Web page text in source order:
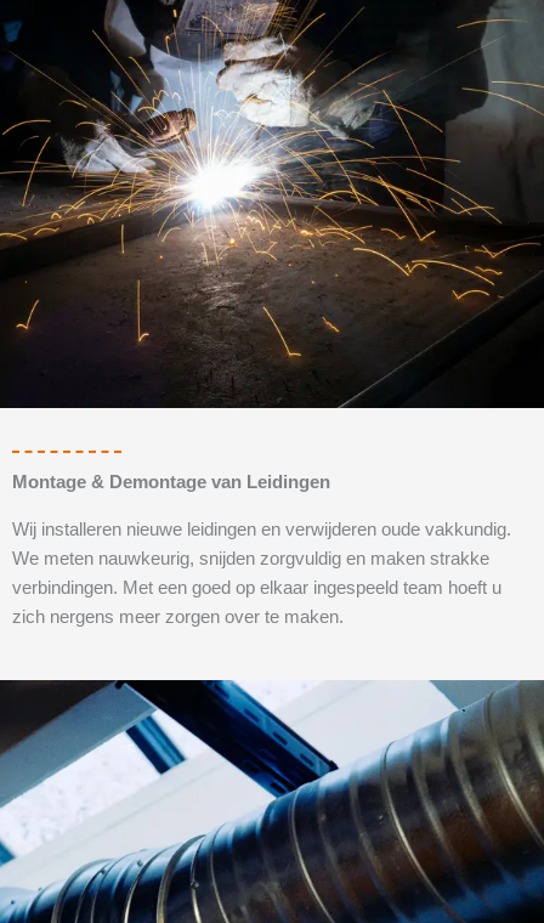
Montage & Demontage van Leidingen
Wij installeren nieuwe leidingen en verwijderen oude vakkundig.
We meten nauwkeurig, snijden zorgvuldig en maken strakke
verbindingen. Met een goed op elkaar ingespeeld team hoeft u
zich nergens meer zorgen over te maken.